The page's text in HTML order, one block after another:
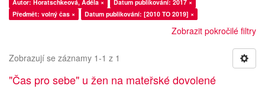
Autor: Horatschkeová, Adéla ×
Datum publikování: 2017 ×
Předmět: volný čas ×
Datum publikování: [2010 TO 2019] ×
Zobrazit pokročilé filtry
Zobrazují se záznamy 1-1 z 1
"Čas pro sebe" u žen na mateřské dovolené